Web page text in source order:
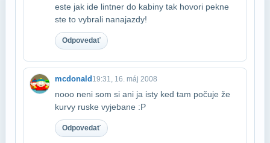
este jak ide lintner do kabiny tak hovori pekne
ste to vybrali na​najazdy!
Odpovedať
mcdonald 19:31, 16. máj 2008
nooo neni som si ani ja isty ked tam počuje že
kurvy ruske vyjebane :P
Odpovedať